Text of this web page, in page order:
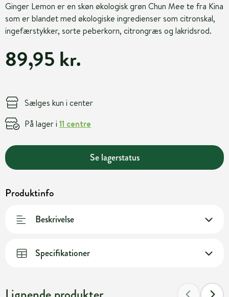
Ginger Lemon er en skøn økologisk grøn Chun Mee te fra Kina
som er blandet med økologiske ingredienser som citronskal,
ingefærstykker, sorte peberkorn, citrongræs og lakridsrod.
89,95 kr.
Sælges kun i center
På lager i 11 centre
Se lagerstatus
Produktinfo
Beskrivelse
Specifikationer